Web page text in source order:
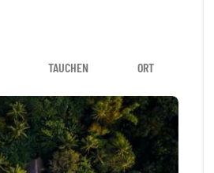
TAUCHEN ORT